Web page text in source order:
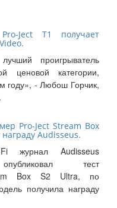
Ject T1 получает
проигрыватель
ценовой категории,
году», - Любош Горчик,
Pro-Ject Stream Box
Audisseus.
журнал Audisseus
тест
Box S2 Ultra, по
получила награду